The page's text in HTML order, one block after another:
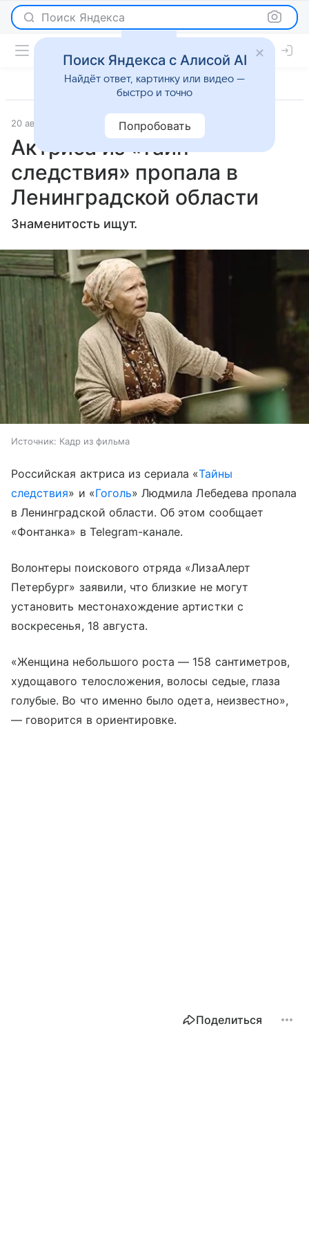
Поиск Яндекса
20 августа 2024 Lenta.Ru Светская жизнь
Актриса из «Тайн
следствия» пропала в
Ленинградской области
Знаменитость ищут.
Источник: Кадр из фильма
Российская актриса из сериала «Тайны
следствия» и «Гоголь» Людмила Лебедева пропала
в Ленинградской области. Об этом сообщает
«Фонтанка» в Telegram-канале.
Волонтеры поискового отряда «ЛизаАлерт
Петербург» заявили, что близкие не могут
установить местонахождение артистки с
воскресенья, 18 августа.
«Женщина небольшого роста — 158 сантиметров,
худощавого телосложения, волосы седые, глаза
голубые. Во что именно было одета, неизвестно»,
— говорится в ориентировке.
Поделиться
Поиск Яндекса с Алисой AI
Найдёт ответ, картинку или видео —
быстро и точно
Попробовать